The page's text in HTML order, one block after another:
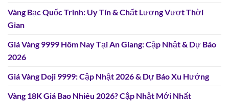
Vàng Bạc Quốc Trinh: Uy Tín & Chất Lượng Vượt Thời
Gian
Giá Vàng 9999 Hôm Nay Tại An Giang: Cập Nhật & Dự Báo
2026
Giá Vàng Doji 9999: Cập Nhật 2026 & Dự Báo Xu Hướng
Vàng 18K Giá Bao Nhiêu 2026? Cập Nhật Mới Nhất